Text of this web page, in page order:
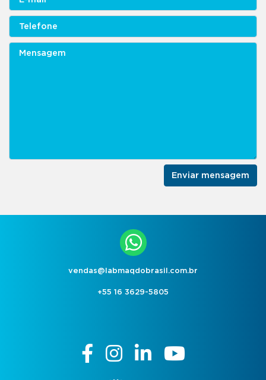
Enviar mensagem
vendas@labmaqdobrasil.com.br
+55 16 3629-5805